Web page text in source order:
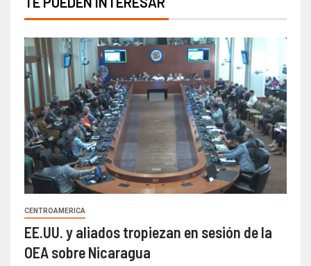
CENTROAMERICA
EE.UU. y aliados tropiezan en sesión de la
OEA sobre Nicaragua